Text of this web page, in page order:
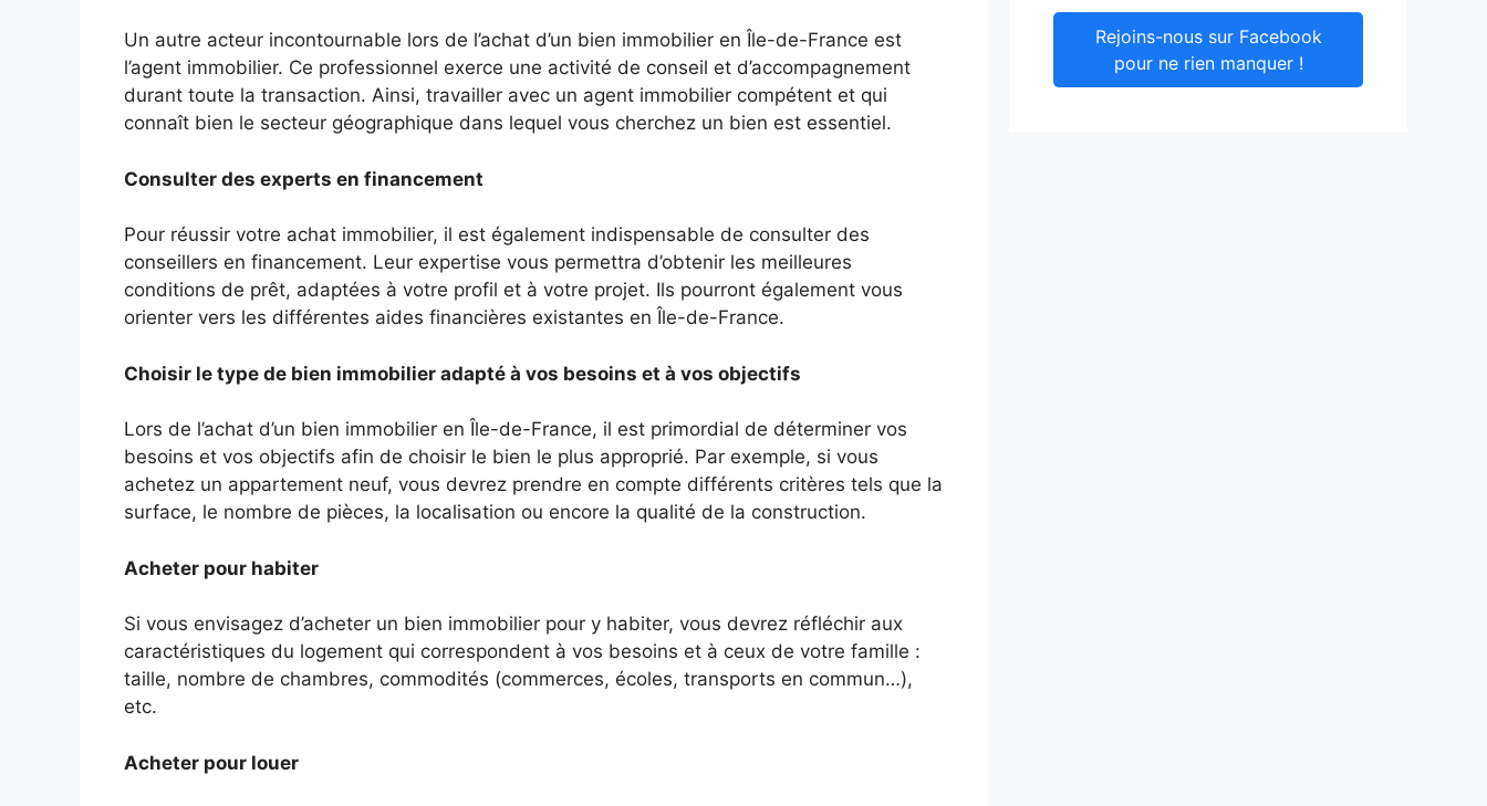
Un autre acteur incontournable lors de l’achat d’un bien immobilier en Île-de-France est
l’agent immobilier. Ce professionnel exerce une activité de conseil et d’accompagnement
durant toute la transaction. Ainsi, travailler avec un agent immobilier compétent et qui
connaît bien le secteur géographique dans lequel vous cherchez un bien est essentiel.
Consulter des experts en financement
Pour réussir votre achat immobilier, il est également indispensable de consulter des
conseillers en financement. Leur expertise vous permettra d’obtenir les meilleures
conditions de prêt, adaptées à votre profil et à votre projet. Ils pourront également vous
orienter vers les différentes aides financières existantes en Île-de-France.
Choisir le type de bien immobilier adapté à vos besoins et à vos objectifs
Lors de l’achat d’un bien immobilier en Île-de-France, il est primordial de déterminer vos
besoins et vos objectifs afin de choisir le bien le plus approprié. Par exemple, si vous
achetez un appartement neuf, vous devrez prendre en compte différents critères tels que la
surface, le nombre de pièces, la localisation ou encore la qualité de la construction.
Acheter pour habiter
Si vous envisagez d’acheter un bien immobilier pour y habiter, vous devrez réfléchir aux
caractéristiques du logement qui correspondent à vos besoins et à ceux de votre famille :
taille, nombre de chambres, commodités (commerces, écoles, transports en commun…),
etc.
Acheter pour louer
Rejoins-nous sur Facebook
pour ne rien manquer !